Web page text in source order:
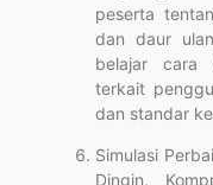
peserta
dan daur
belajar cara
terkait
dan standar
Simulasi
Dingin,